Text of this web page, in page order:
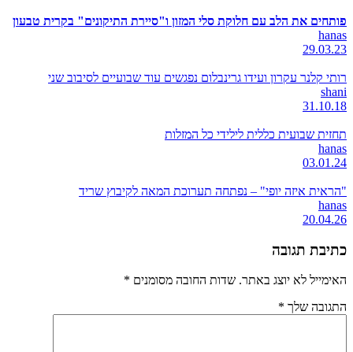
פותחים את הלב עם חלוקת סלי המזון ו"סיירת התיקונים" בקרית טבעון
hanas
29.03.23
רותי קלנר עקרון ועידו גרינבלום נפגשים עוד שבועיים לסיבוב שני
shani
31.10.18
תחזית שבועית כללית לילידי כל המזלות
hanas
03.01.24
"הראית איזה יופי" – נפתחה תערוכת המאה לקיבוץ שריד
hanas
20.04.26
כתיבת תגובה
האימייל לא יוצג באתר. שדות החובה מסומנים *
התגובה שלך *